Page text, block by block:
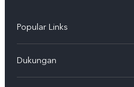
Popular Links
T5
Dukungan